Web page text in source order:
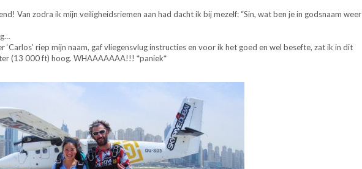
Van zodra ik mijn veiligheidsriemen aan had dacht ik bij mezelf: “Sin, wat ben je in godsnaam weer
‘Carlos’ riep mijn naam, gaf vliegensvlug instructies en voor ik het goed en wel besefte, zat ik in dit
(13 000 ft) hoog. WHAAAAAAA!!! *paniek*